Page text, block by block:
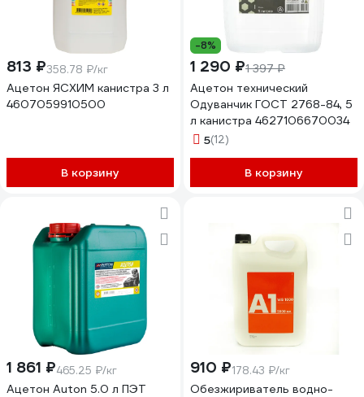
813 ₽358.78 ₽/кг
Ацетон ЯСХИМ канистра 3 л
4607059910500
В корзину
-8%
1 290 ₽1 397 ₽
Ацетон технический
Одуванчик ГОСТ 2768-84, 5
л канистра 4627106670034
5(12)
В корзину
1 861 ₽465.25 ₽/кг
Ацетон Auton 5.0 л ПЭТ
910 ₽178.43 ₽/кг
Обезжириватель водно-